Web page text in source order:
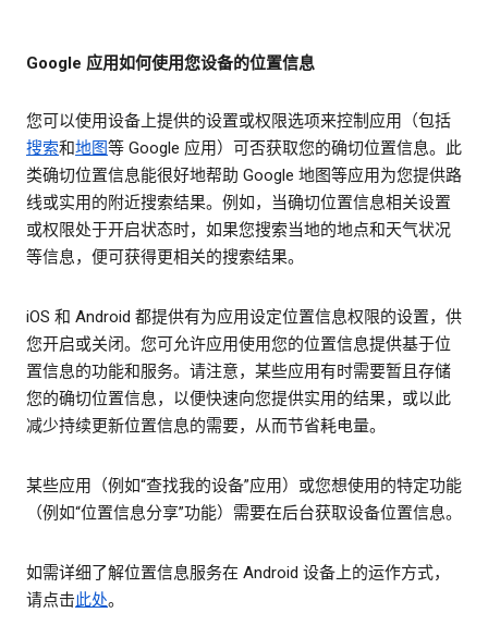
Google 应用如何使用您设备的位置信息
您可以使用设备上提供的设置或权限选项来控制应用（包括
搜索和地图等 Google 应用）可否获取您的确切位置信息。此
类确切位置信息能很好地帮助 Google 地图等应用为您提供路
线或实用的附近搜索结果。例如，当确切位置信息相关设置
或权限处于开启状态时，如果您搜索当地的地点和天气状况
等信息，便可获得更相关的搜索结果。
iOS 和 Android 都提供有为应用设定位置信息权限的设置，供
您开启或关闭。您可允许应用使用您的位置信息提供基于位
置信息的功能和服务。请注意，某些应用有时需要暂且存储
您的确切位置信息，以便快速向您提供实用的结果，或以此
减少持续更新位置信息的需要，从而节省耗电量。
某些应用（例如“查找我的设备”应用）或您想使用的特定功能
（例如“位置信息分享”功能）需要在后台获取设备位置信息。
如需详细了解位置信息服务在 Android 设备上的运作方式，
请点击此处。